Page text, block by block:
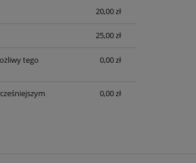
20,00 zł
25,00 zł
tego
0,00 zł
0,00 zł